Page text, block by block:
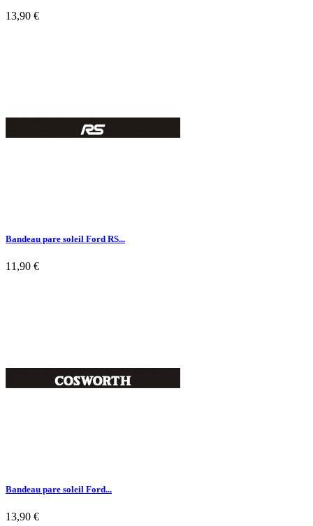
13,90 €
Bandeau pare soleil Ford RS...
11,90 €
Bandeau pare soleil Ford...
13,90 €